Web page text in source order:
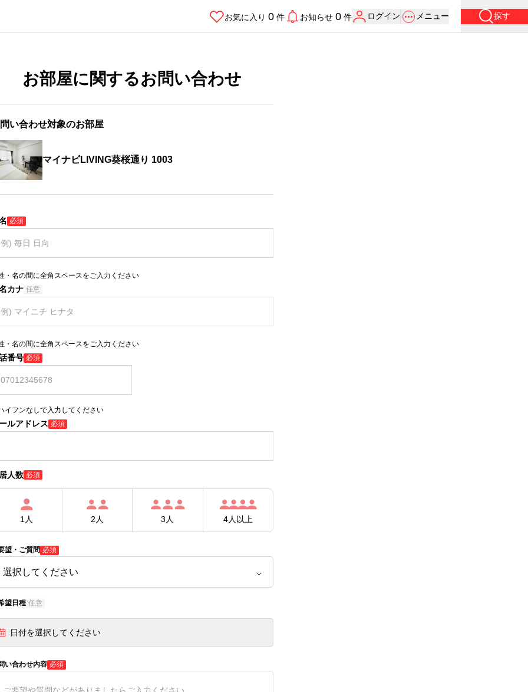
お気に入り 0 件 お知らせ 0 件 ログイン メニュー 探す
お部屋に関するお問い合わせ
い合わせ対象のお部屋
マイナビLIVING葵桜通り 1003
必須
・名の間に全角スペースをご入力ください
カナ 任意
・名の間に全角スペースをご入力ください
番号 必須
イフンなしで入力してください
ルアドレス 必須
人数 必須
1人 2人 3人 4人以上
望・ご質問 必須
望日程 任意
日付を選択してください
い合わせ内容 必須